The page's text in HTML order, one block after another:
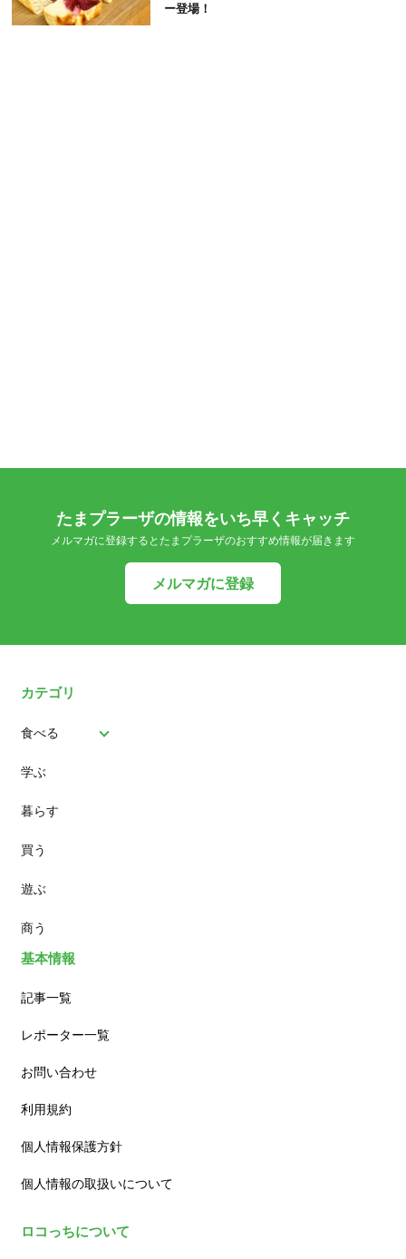
ー登場！
たまプラーザの情報をいち早くキャッチ
メルマガに登録するとたまプラーザのおすすめ情報が届きます
メルマガに登録
カテゴリ
食べる
パン
スイーツ
ランチ
カフェ
学ぶ
暮らす
買う
遊ぶ
商う
基本情報
記事一覧
レポーター一覧
お問い合わせ
利用規約
個人情報保護方針
個人情報の取扱いについて
ロコっちについて